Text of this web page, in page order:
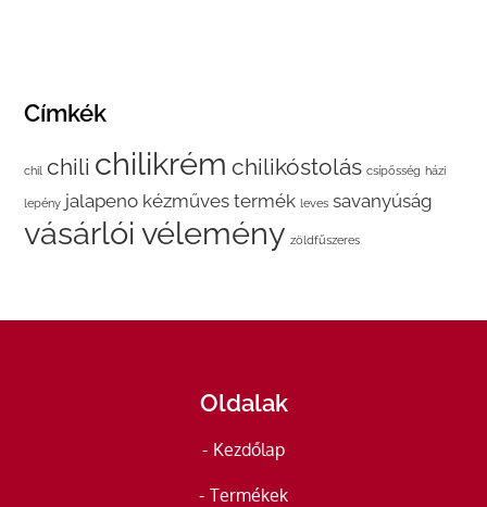
Címkék
chil chili chilikrém chilikóstolás csípősség házi
lepény jalapeno kézműves termék leves savanyúság
vásárlói vélemény zöldfűszeres
Oldalak
Kezdőlap
Termékek